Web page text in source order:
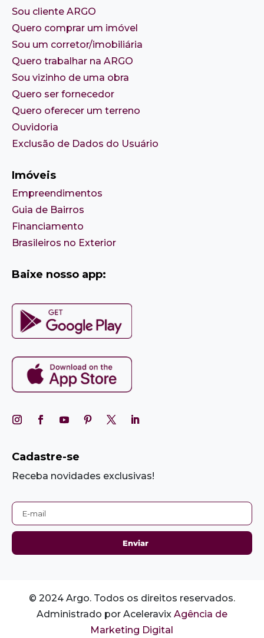
Sou cliente ARGO
Quero comprar um imóvel
Sou um corretor/imobiliária
Quero trabalhar na ARGO
Sou vizinho de uma obra
Quero ser fornecedor
Quero oferecer um terreno
Ouvidoria
Exclusão de Dados do Usuário
Imóveis
Empreendimentos
Guia de Bairros
Financiamento
Brasileiros no Exterior
Baixe nosso app:
Cadastre-se
Receba novidades exclusivas!
© 2024 Argo. Todos os direitos reservados.
Administrado por Aceleravix Agência de
Marketing Digital